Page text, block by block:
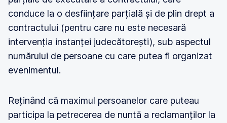
conduce la o desființare parțială și de plin drept a
contractului (pentru care nu este necesară
intervenția instanței judecătorești), sub aspectul
numărului de persoane cu care putea fi organizat
evenimentul.
Reținând că maximul persoanelor care puteau
participa la petrecerea de nuntă a reclamanților la